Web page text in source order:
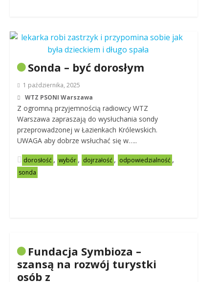
Sonda – być dorosłym
1 października, 2025
WTZ PSONI Warszawa
Z ogromną przyjemnością radiowcy WTZ
Warszawa zapraszają do wysłuchania sondy
przeprowadzonej w Łazienkach Królewskich.
UWAGA aby dobrze wsłuchać się w…..
dorosłość , wybór , dojrzałość , odpowiedzialność ,
sonda
Fundacja Symbioza –
szansą na rozwój turystki
osób z